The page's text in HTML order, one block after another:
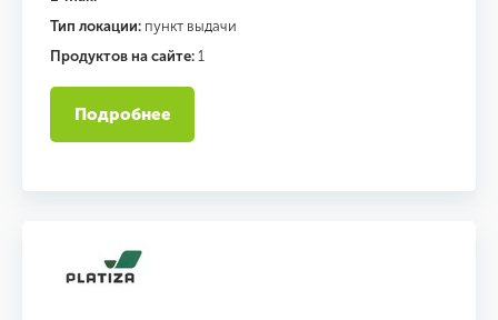
Тип локации: пункт выдачи
Продуктов на сайте: 1
Подробнее